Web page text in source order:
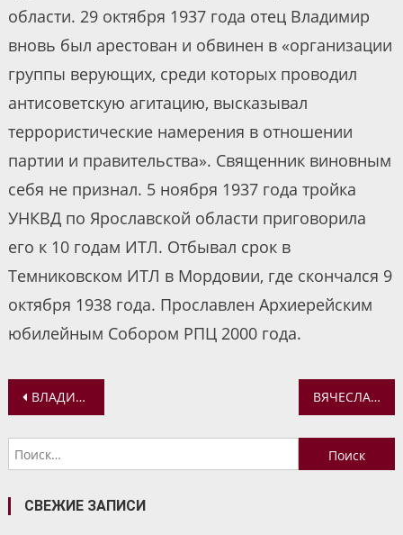
области. 29 октября 1937 года отец Владимир
вновь был арестован и обвинен в «организации
группы верующих, среди которых проводил
антисоветскую агитацию, высказывал
террористические намерения в отношении
партии и правительства». Священник виновным
себя не признал. 5 ноября 1937 года тройка
УНКВД по Ярославской области приговорила
его к 10 годам ИТЛ. Отбывал срок в
Темниковском ИТЛ в Мордовии, где скончался 9
октября 1938 года. Прославлен Архиерейским
юбилейным Собором РПЦ 2000 года.
Навигация
по
записям
ВЛАДИМИР ВИНОГРАДОВ, ИЕРЕЙ, СЩМЧ.: †1919 ВЯЧЕСЛАВ ЗАКЕДСКИЙ, ИЕРЕЙ, СЩМЧ.: †1918
Найти:
СВЕЖИЕ ЗАПИСИ